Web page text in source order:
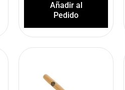
Añadir al
Pedido